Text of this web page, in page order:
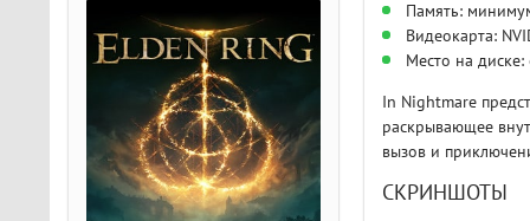
Память:
Видеокарта:
Место на диске:
In Nightmare
раскрывающее
вызов и
СКРИНШОТЫ